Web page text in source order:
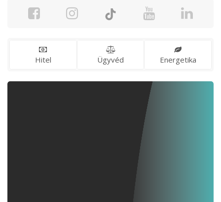
Hitel Ügyvéd Energetika